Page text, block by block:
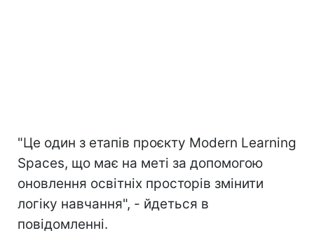
"Це один з етапів проєкту Modern Learning
Spaces, що має на меті за допомогою
оновлення освітніх просторів змінити
логіку навчання", - йдеться в
повідомленні.